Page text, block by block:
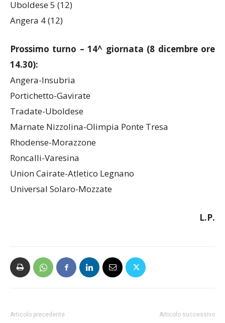
Uboldese 5 (12)
Angera 4 (12)
Prossimo turno – 14^ giornata (8 dicembre ore
14.30):
Angera-Insubria
Portichetto-Gavirate
Tradate-Uboldese
Marnate Nizzolina-Olimpia Ponte Tresa
Rhodense-Morazzone
Roncalli-Varesina
Union Cairate-Atletico Legnano
Universal Solaro-Mozzate
L.P.
Articolo precedente Articolo successivo